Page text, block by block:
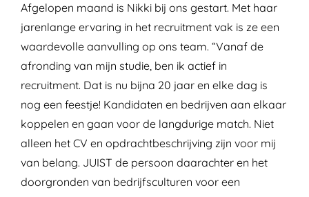
Afgelopen maand is Nikki bij ons gestart. Met haar
jarenlange ervaring in het recruitment vak is ze een
waardevolle aanvulling op ons team. “Vanaf de
afronding van mijn studie, ben ik actief in
recruitment. Dat is nu bijna 20 jaar en elke dag is
nog een feestje! Kandidaten en bedrijven aan elkaar
koppelen en gaan voor de langdurige match. Niet
alleen het CV en opdrachtbeschrijving zijn voor mij
van belang. JUIST de persoon daarachter en het
doorgronden van bedrijfsculturen voor een